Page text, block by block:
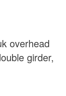
overhead
girder,